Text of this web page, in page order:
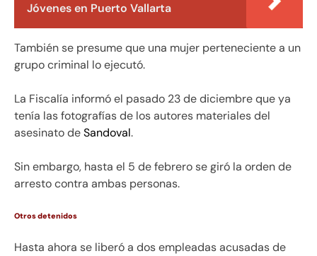
Jóvenes en Puerto Vallarta
También se presume que una mujer perteneciente a un
grupo criminal lo ejecutó.
La Fiscalía informó el pasado 23 de diciembre que ya
tenía las fotografías de los autores materiales del
asesinato deSandoval.
Sin embargo, hasta el 5 de febrero se giró la orden de
arresto contra ambas personas.
Otros detenidos
Hasta ahora se liberó a dos empleadas acusadas de